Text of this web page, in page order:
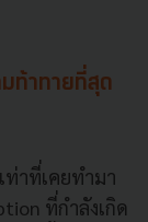
มท้าทายที่สุด
าที่เคยทำมา
ที่กำลังเกิด